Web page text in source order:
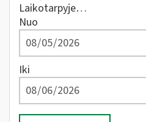
Laikotarpyje…
Nuo
Iki